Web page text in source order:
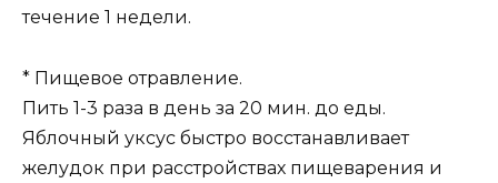
течение 1 недели.
* Пищевое отравление.
Пить 1-3 раза в день за 20 мин. до еды.
Яблочный уксус быстро восстанавливает
желудок при расстройствах пищеварения и